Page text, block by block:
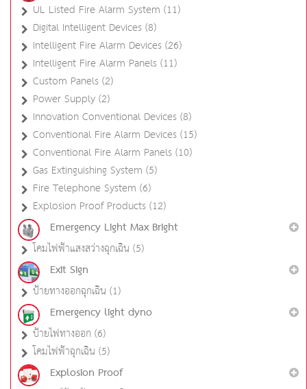
UL Listed Fire Alarm System (11)
Digital Intelligent Devices (8)
Intelligent Fire Alarm Devices (26)
Intelligent Fire Alarm Panels (11)
Custom Panels (2)
Power Supply (2)
Innovation Conventional Devices (8)
Conventional Fire Alarm Devices (15)
Conventional Fire Alarm Panels (10)
Gas Extinguishing System (5)
Fire Telephone System (6)
Explosion Proof Products (12)
Emergency Light Max Bright
โคมไฟฟ้าแสงสว่างฉุกเฉิน (5)
Exit Sign
ป้ายทางออกฉุกเฉิน (1)
Emergency light dyno
ป้ายไฟทางออก (6)
โคมไฟฟ้าฉุกเฉิน (5)
Explosion Proof